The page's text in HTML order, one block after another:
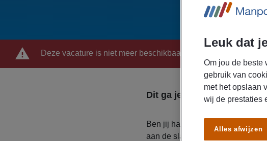
Deze vacature is niet meer beschikbaar
Dit ga je doen
Ben jij hands-on en zorg jij dat
aan de slag als operator! Verdien
Leuk dat
Om jou de beste
gebruik van
met het opslaan
wij de prestaties
Alles afwijzen